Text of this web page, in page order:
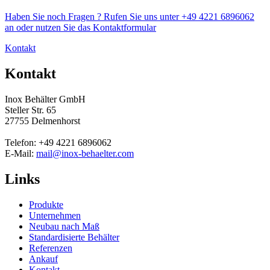
Haben Sie noch Fragen ? Rufen Sie uns unter +49 4221 6896062
an oder nutzen Sie das Kontaktformular
Kontakt
Kontakt
Inox Behälter GmbH
Steller Str. 65
27755 Delmenhorst
Telefon: +49 4221 6896062
E-Mail: mail@inox-behaelter.com
Links
Produkte
Unternehmen
Neubau nach Maß
Standardisierte Behälter
Referenzen
Ankauf